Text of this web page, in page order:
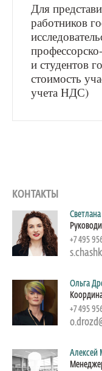
Для
работников
и студентов
стоимость
учета НДС)
КОНТАКТЫ
+7 495
Ольга
+7 495
Алексей